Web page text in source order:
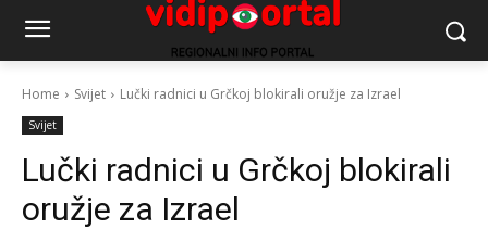
Home Svijet Lučki radnici u Grčkoj blokirali oružje za Izrael
Svijet
Lučki radnici u Grčkoj blokirali
oružje za Izrael